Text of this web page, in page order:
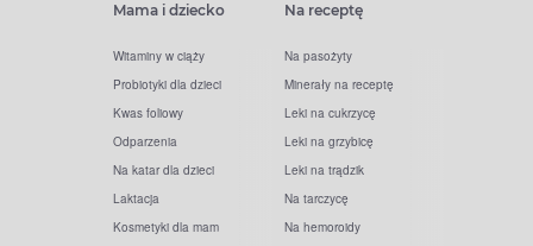
Mama i dziecko
Witaminy w ciąży
Probiotyki dla dzieci
Kwas foliowy
Odparzenia
Na katar dla dzieci
Laktacja
Kosmetyki dla mam
Na receptę
Na pasożyty
Minerały na receptę
Leki na cukrzycę
Leki na grzybicę
Leki na trądzik
Na tarczycę
Na hemoroidy